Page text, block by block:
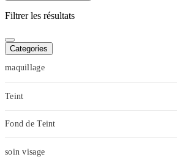
Filtrer les résultats
Categories
maquillage
Teint
Fond de Teint
soin visage